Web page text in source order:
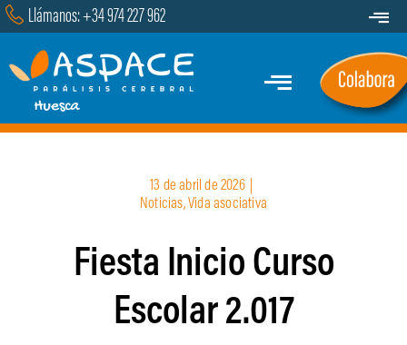
Saltar
contenido
Llámanos: +34 974 227 962
Toggle
Transparencia
Contacto
Toggle
Navigation
Quiénes Somos
Servicios y Programas
Marcha
13 de abril de 2026
Noticias,Vida asociativa
Fiesta Inicio Curso
Escolar 2.017